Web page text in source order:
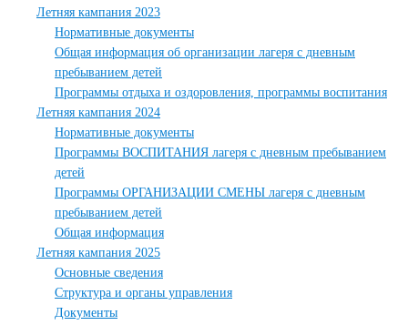
Летняя кампания 2023
Нормативные документы
Общая информация об организации лагеря с дневным
пребыванием детей
Программы отдыха и оздоровления, программы воспитания
Летняя кампания 2024
Нормативные документы
Программы ВОСПИТАНИЯ лагеря с дневным пребыванием
детей
Программы ОРГАНИЗАЦИИ СМЕНЫ лагеря с дневным
пребыванием детей
Общая информация
Летняя кампания 2025
Основные сведения
Структура и органы управления
Документы